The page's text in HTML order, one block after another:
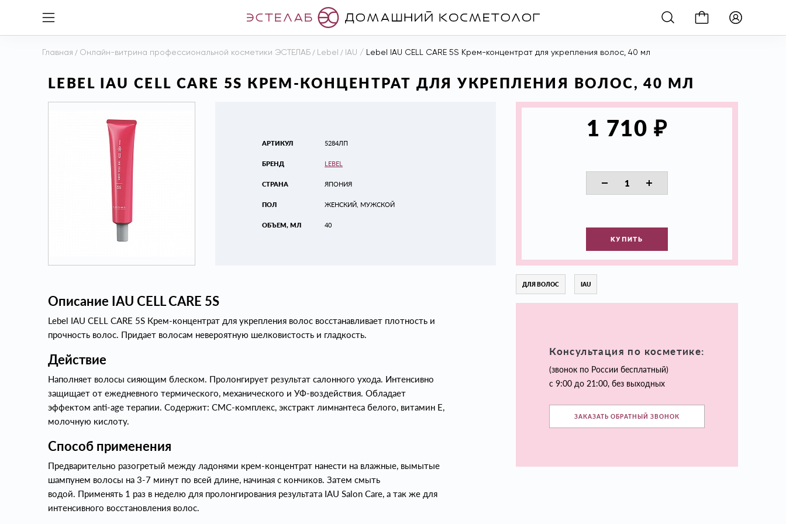
Главная / Онлайн-витрина профессиональной косметики ЭСТЕЛАБ / Lebel / IAU / Lebel IAU CELL CARE 5S Крем-концентрат для укрепления волос, 40 мл
LEBEL IAU CELL CARE 5S КРЕМ-КОНЦЕНТРАТ ДЛЯ УКРЕПЛЕНИЯ ВОЛОС, 40 МЛ
АРТИКУЛ
БРЕНД
СТРАНА
ПОЛ
ОБЪЕМ, МЛ
5284ЛП
LEBEL
ЯПОНИЯ
ЖЕНСКИЙ, МУЖСКОЙ
40
1 710 ₽
КУПИТЬ
Описание IAU CELL CARE 5S
Lebel IAU CELL CARE 5S Крем-концентрат для укрепления волос восстанавливает плотность и
прочность волос. Придает волосам невероятную шелковистость и гладкость.
Действие
Наполняет волосы сияющим блеском. Пролонгирует результат салонного ухода. Интенсивно
защищает от ежедневного термического, механического и УФ-воздействия. Обладает
эффектом anti-age терапии. Содержит: СМС-комплекс, экстракт лимнантеса белого, витамин Е,
молочную кислоту.
Способ применения
Предварительно разогретый между ладонями крем-концентрат нанести на влажные, вымытые
шампунем волосы на 3-7 минут по всей длине, начиная с кончиков. Затем смыть
водой. Применять 1 раз в неделю для пролонгирования результата IAU Salon Care, а так же для
интенсивного восстановления волос.
ДЛЯ ВОЛОС IAU
Консультация по косметике:
(звонок по России бесплатный)
с 9:00 до 21:00, без выходных
ЗАКАЗАТЬ ОБРАТНЫЙ ЗВОНОК